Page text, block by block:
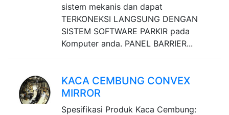
sistem mekanis dan dapat
TERKONEKSI LANGSUNG DENGAN
SISTEM SOFTWARE PARKIR pada
Komputer anda. PANEL BARRIER...
KACA CEMBUNG CONVEX
MIRROR
Spesifikasi Produk Kaca Cembung: